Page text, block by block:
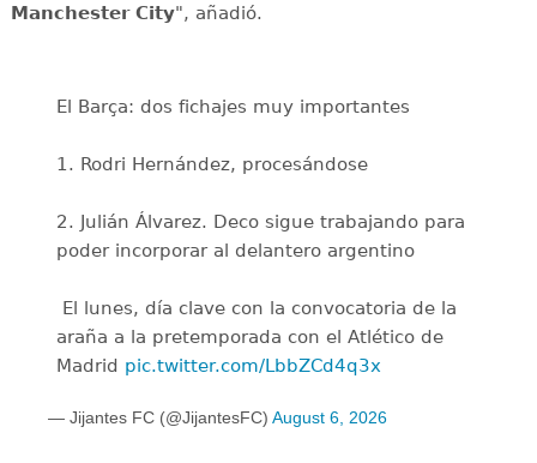
Manchester City", añadió.
El Barça: dos fichajes muy importantes
1. Rodri Hernández, procesándose
2. Julián Álvarez. Deco sigue trabajando para
poder incorporar al delantero argentino
️ El lunes, día clave con la convocatoria de la
araña a la pretemporada con el Atlético de
Madrid pic.twitter.com/LbbZCd4q3x
— Jijantes FC (@JijantesFC) August 6, 2026